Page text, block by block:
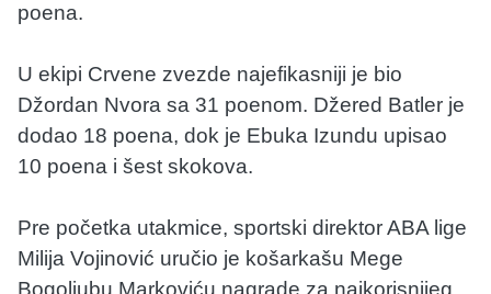
poena.
U ekipi Crvene zvezde najefikasniji je bio
Džordan Nvora sa 31 poenom. Džered Batler je
dodao 18 poena, dok je Ebuka Izundu upisao
10 poena i šest skokova.
Pre početka utakmice, sportski direktor ABA lige
Milija Vojinović uručio je košarkašu Mege
Bogoljubu Markoviću nagrade za najkorisnijeg